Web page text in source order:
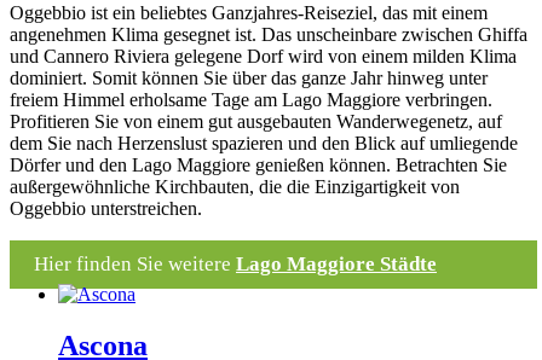
Oggebbio ist ein beliebtes Ganzjahres-Reiseziel, das mit einem
angenehmen Klima gesegnet ist. Das unscheinbare zwischen Ghiffa
und Cannero Riviera gelegene Dorf wird von einem milden Klima
dominiert. Somit können Sie über das ganze Jahr hinweg unter
freiem Himmel erholsame Tage am Lago Maggiore verbringen.
Profitieren Sie von einem gut ausgebauten Wanderwegenetz, auf
dem Sie nach Herzenslust spazieren und den Blick auf umliegende
Dörfer und den Lago Maggiore genießen können. Betrachten Sie
außergewöhnliche Kirchbauten, die die Einzigartigkeit von
Oggebbio unterstreichen.
Hier finden Sie weitere Lago Maggiore Städte
Ascona